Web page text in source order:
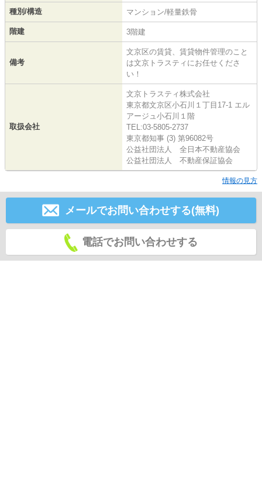
種別/構造 マンション/軽量鉄骨
階建 3階建
備考
文京区の賃貸、賃貸物件管理のこと
は文京トラスティにお任せくださ
い！
取扱会社
文京トラスティ株式会社
東京都文京区小石川１丁目17-1 エル
アージュ小石川１階
TEL:03-5805-2737
東京都知事 (3) 第96082号
公益社団法人 全日本不動産協会
公益社団法人 不動産保証協会
情報の見方
メールでお問い合わせする(無料)
電話でお問い合わせする